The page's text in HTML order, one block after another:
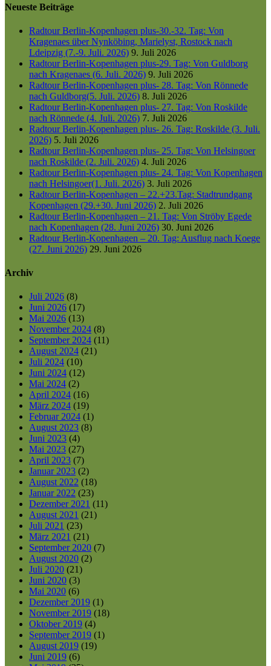
Neueste Beiträge
Radtour Berlin-Kopenhagen plus-30.-32. Tag: Von
Kragenaes über Nynköbing, Marielyst, Rostock nach
Ldeipzig (7.-9. Juli. 2026) 9. Juli 2026
Radtour Berlin-Kopenhagen plus-29. Tag: Von Guldborg
nach Kragenaes (6. Juli. 2026) 9. Juli 2026
Radtour Berlin-Kopenhagen plus- 28. Tag: Von Rönnede
nach Guldborg(5. Juli. 2026) 8. Juli 2026
Radtour Berlin-Kopenhagen plus- 27. Tag: Von Roskilde
nach Rönnede (4. Juli. 2026) 7. Juli 2026
Radtour Berlin-Kopenhagen plus- 26. Tag: Roskilde (3. Juli.
2026) 5. Juli 2026
Radtour Berlin-Kopenhagen plus- 25. Tag: Von Helsingoer
nach Roskilde (2. Juli. 2026) 4. Juli 2026
Radtour Berlin-Kopenhagen plus- 24. Tag: Von Kopenhagen
nach Helsingoer(1. Juli. 2026) 3. Juli 2026
Radtour Berlin-Kopenhagen – 22.+23.Tag: Stadtrundgang
Kopenhagen (29.+30. Juni 2026) 2. Juli 2026
Radtour Berlin-Kopenhagen – 21. Tag: Von Ströby Egede
nach Kopenhagen (28. Juni 2026) 30. Juni 2026
Radtour Berlin-Kopenhagen – 20. Tag: Ausflug nach Koege
(27. Juni 2026) 29. Juni 2026
Archiv
Juli 2026 (8)
Juni 2026 (17)
Mai 2026 (13)
November 2024 (8)
September 2024 (11)
August 2024 (21)
Juli 2024 (10)
Juni 2024 (12)
Mai 2024 (2)
April 2024 (16)
März 2024 (19)
Februar 2024 (1)
August 2023 (8)
Juni 2023 (4)
Mai 2023 (27)
April 2023 (7)
Januar 2023 (2)
August 2022 (18)
Januar 2022 (23)
Dezember 2021 (11)
August 2021 (21)
Juli 2021 (23)
März 2021 (21)
September 2020 (7)
August 2020 (2)
Juli 2020 (21)
Juni 2020 (3)
Mai 2020 (6)
Dezember 2019 (1)
November 2019 (18)
Oktober 2019 (4)
September 2019 (1)
August 2019 (19)
Juni 2019 (6)